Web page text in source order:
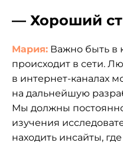
— Хороший
Мария: Важно быть в
происходит в сети.
в интернет-каналах
на дальнейшую
Мы должны
изучения
находить инсайты,